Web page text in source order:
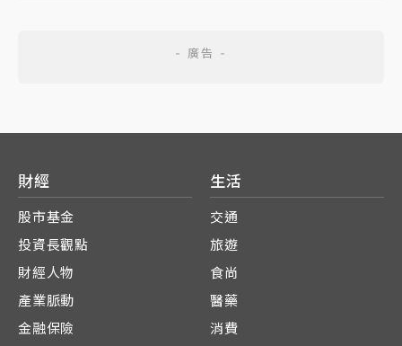
財經
股市基金
投資長觀點
財經人物
產業脈動
金融保險
生活
交通
旅遊
食尚
醫藥
消費